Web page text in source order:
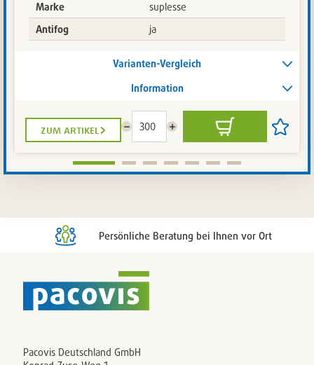
Marke
suplesse
Antifog
ja
Varianten-Vergleich
Information
zum artikel
Menge
reduzieren
Menge
erhöhen
In
den
Artikel
setzen
Persönliche Beratung bei Ihnen vor Ort
Pacovis Deutschland GmbH